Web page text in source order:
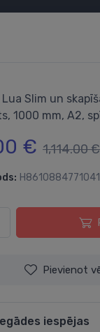
Slim un
1000 mm, A2,
€ 1,114.00 €
H8610884771041
Pievienot
iespējas